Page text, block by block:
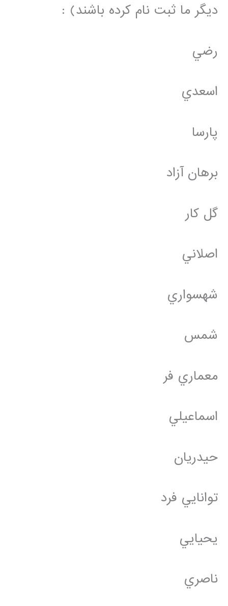
ديگر ما ثبت نام كرده باشند) :
رضي
اسعدي
پارسا
برهان آزاد
گل كار
اصلاني
شهسواري
شمس
معماري فر
اسماعيلي
حيدريان
توانايي فرد
يحيايي
ناصري